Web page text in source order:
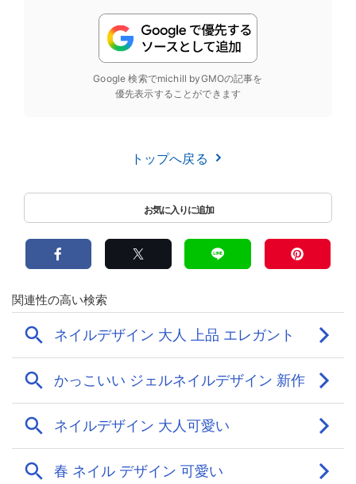
Google 検索でmichill byGMOの記事を
優先表示することができます
トップへ戻る